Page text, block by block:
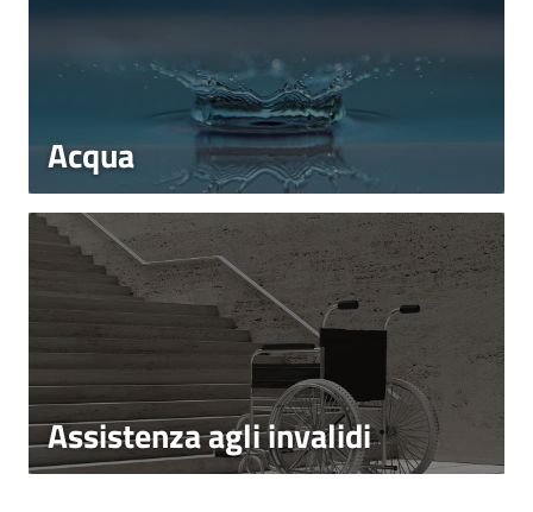
Acqua
Assistenza agli invalidi